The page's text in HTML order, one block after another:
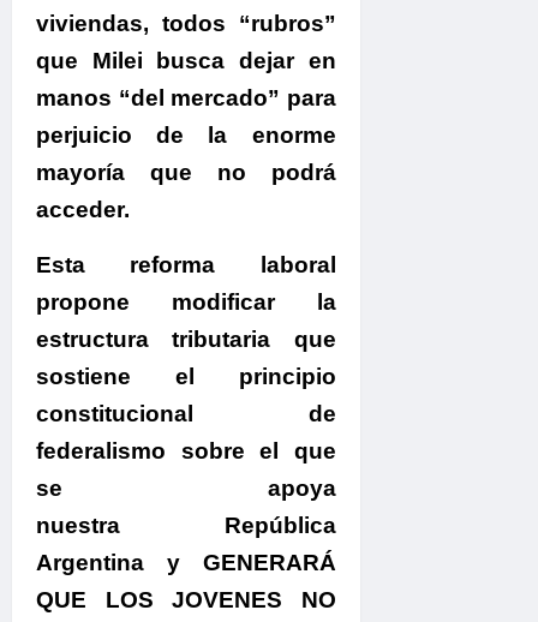
viviendas, todos “rubros”
que Milei busca dejar en
manos “del mercado” para
perjuicio de la enorme
mayoría que no podrá
acceder.
Esta reforma laboral
propone modificar la
estructura tributaria que
sostiene el principio
constitucional de
federalismo sobre el que
se apoya
nuestra República
Argentina y GENERARÁ
QUE LOS JOVENES NO